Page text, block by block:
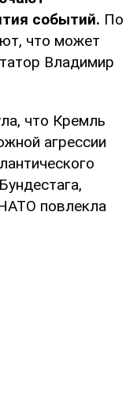
событий. По
что может
Владимир
что Кремль
агрессии
повлекла